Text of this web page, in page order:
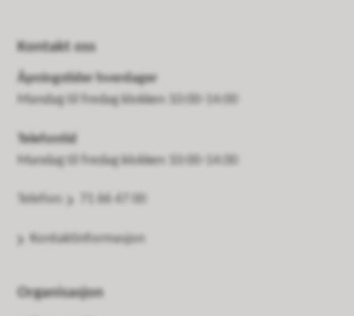
Kontakt oss
Åpningstider hverdager
Mandag til fredag klokken 10:00-14:00
Telefontid
Mandag til fredag klokken 10:00-14:00
Telefon: 71 66 47 00
Kontaktinformasjon
Organisasjon